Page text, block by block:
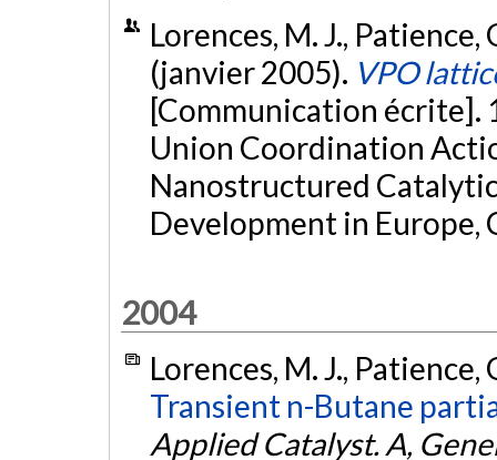
Lorences, M. J., Patience,
(janvier 2005). VPO
[Communication écrite].
Union Coordination
Nanostructured
Development in Europe,
2004
Lorences, M. J., Patience,
Transient n-Butane
Applied Catalyst. A,